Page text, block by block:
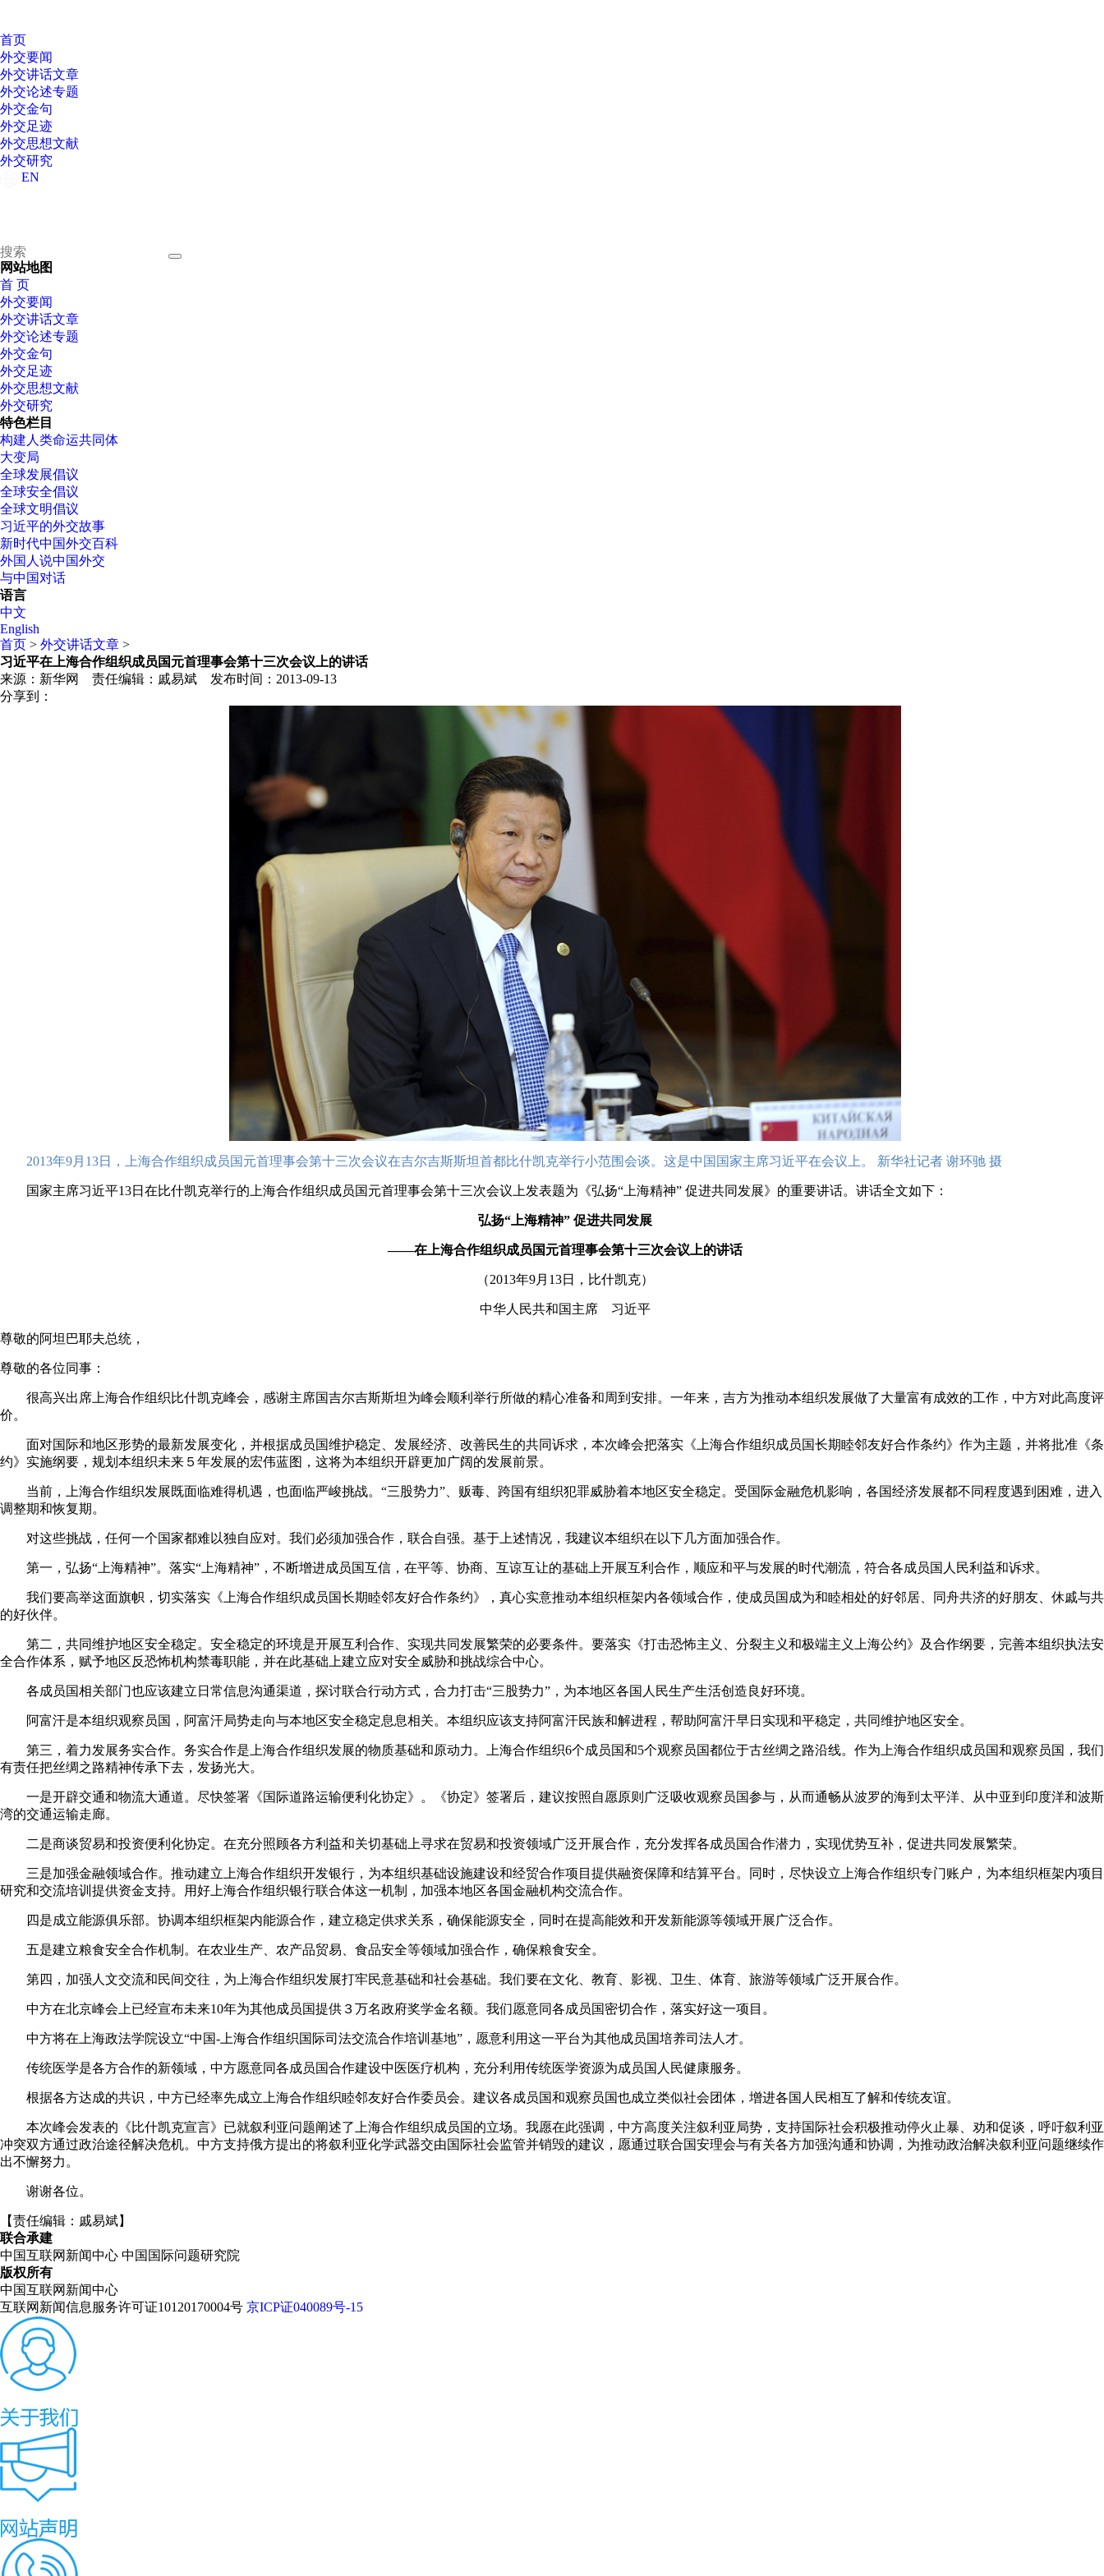
首页
外交要闻
外交讲话文章
外交论述专题
外交金句
外交足迹
外交思想文献
外交研究
EN
网站地图
首 页
外交要闻
外交讲话文章
外交论述专题
外交金句
外交足迹
外交思想文献
外交研究
特色栏目
构建人类命运共同体
大变局
全球发展倡议
全球安全倡议
全球文明倡议
习近平的外交故事
新时代中国外交百科
外国人说中国外交
与中国对话
语言
中文
English
首页 > 外交讲话文章 >
习近平在上海合作组织成员国元首理事会第十三次会议上的讲话
来源：新华网 责任编辑：戚易斌 发布时间： 2013-09-13
分享到：
2013年9月13日，上海合作组织成员国元首理事会第十三次会议在吉尔吉斯斯坦首都比什凯克举行小范围会谈。这是中国国家主席习近平在会议上。 新华社记者 谢环驰 摄
国家主席习近平13日在比什凯克举行的上海合作组织成员国元首理事会第十三次会议上发表题为《弘扬“上海精神” 促进共同发展》的重要讲话。讲话全文如下：
弘扬“上海精神” 促进共同发展
——在上海合作组织成员国元首理事会第十三次会议上的讲话
（2013年9月13日，比什凯克）
中华人民共和国主席 习近平
尊敬的阿坦巴耶夫总统，
尊敬的各位同事：
很高兴出席上海合作组织比什凯克峰会，感谢主席国吉尔吉斯斯坦为峰会顺利举行所做的精心准备和周到安排。一年来，吉方为推动本组织发展做了大量富有成效的工作，中方对此高度评
价。
面对国际和地区形势的最新发展变化，并根据成员国维护稳定、发展经济、改善民生的共同诉求，本次峰会把落实《上海合作组织成员国长期睦邻友好合作条约》作为主题，并将批准《条
约》实施纲要，规划本组织未来５年发展的宏伟蓝图，这将为本组织开辟更加广阔的发展前景。
当前，上海合作组织发展既面临难得机遇，也面临严峻挑战。“三股势力”、贩毒、跨国有组织犯罪威胁着本地区安全稳定。受国际金融危机影响，各国经济发展都不同程度遇到困难，进入
调整期和恢复期。
对这些挑战，任何一个国家都难以独自应对。我们必须加强合作，联合自强。基于上述情况，我建议本组织在以下几方面加强合作。
第一，弘扬“上海精神”。落实“上海精神”，不断增进成员国互信，在平等、协商、互谅互让的基础上开展互利合作，顺应和平与发展的时代潮流，符合各成员国人民利益和诉求。
我们要高举这面旗帜，切实落实《上海合作组织成员国长期睦邻友好合作条约》，真心实意推动本组织框架内各领域合作，使成员国成为和睦相处的好邻居、同舟共济的好朋友、休戚与共
的好伙伴。
第二，共同维护地区安全稳定。安全稳定的环境是开展互利合作、实现共同发展繁荣的必要条件。要落实《打击恐怖主义、分裂主义和极端主义上海公约》及合作纲要，完善本组织执法安
全合作体系，赋予地区反恐怖机构禁毒职能，并在此基础上建立应对安全威胁和挑战综合中心。
各成员国相关部门也应该建立日常信息沟通渠道，探讨联合行动方式，合力打击“三股势力”，为本地区各国人民生产生活创造良好环境。
阿富汗是本组织观察员国，阿富汗局势走向与本地区安全稳定息息相关。本组织应该支持阿富汗民族和解进程，帮助阿富汗早日实现和平稳定，共同维护地区安全。
第三，着力发展务实合作。务实合作是上海合作组织发展的物质基础和原动力。上海合作组织6个成员国和5个观察员国都位于古丝绸之路沿线。作为上海合作组织成员国和观察员国，我们
有责任把丝绸之路精神传承下去，发扬光大。
一是开辟交通和物流大通道。尽快签署《国际道路运输便利化协定》。《协定》签署后，建议按照自愿原则广泛吸收观察员国参与，从而通畅从波罗的海到太平洋、从中亚到印度洋和波斯
湾的交通运输走廊。
二是商谈贸易和投资便利化协定。在充分照顾各方利益和关切基础上寻求在贸易和投资领域广泛开展合作，充分发挥各成员国合作潜力，实现优势互补，促进共同发展繁荣。
三是加强金融领域合作。推动建立上海合作组织开发银行，为本组织基础设施建设和经贸合作项目提供融资保障和结算平台。同时，尽快设立上海合作组织专门账户，为本组织框架内项目
研究和交流培训提供资金支持。用好上海合作组织银行联合体这一机制，加强本地区各国金融机构交流合作。
四是成立能源俱乐部。协调本组织框架内能源合作，建立稳定供求关系，确保能源安全，同时在提高能效和开发新能源等领域开展广泛合作。
五是建立粮食安全合作机制。在农业生产、农产品贸易、食品安全等领域加强合作，确保粮食安全。
第四，加强人文交流和民间交往，为上海合作组织发展打牢民意基础和社会基础。我们要在文化、教育、影视、卫生、体育、旅游等领域广泛开展合作。
中方在北京峰会上已经宣布未来10年为其他成员国提供３万名政府奖学金名额。我们愿意同各成员国密切合作，落实好这一项目。
中方将在上海政法学院设立“中国-上海合作组织国际司法交流合作培训基地”，愿意利用这一平台为其他成员国培养司法人才。
传统医学是各方合作的新领域，中方愿意同各成员国合作建设中医医疗机构，充分利用传统医学资源为成员国人民健康服务。
根据各方达成的共识，中方已经率先成立上海合作组织睦邻友好合作委员会。建议各成员国和观察员国也成立类似社会团体，增进各国人民相互了解和传统友谊。
本次峰会发表的《比什凯克宣言》已就叙利亚问题阐述了上海合作组织成员国的立场。我愿在此强调，中方高度关注叙利亚局势，支持国际社会积极推动停火止暴、劝和促谈，呼吁叙利亚
冲突双方通过政治途径解决危机。中方支持俄方提出的将叙利亚化学武器交由国际社会监管并销毁的建议，愿通过联合国安理会与有关各方加强沟通和协调，为推动政治解决叙利亚问题继续作
出不懈努力。
谢谢各位。
【责任编辑：戚易斌】
联合承建
中国互联网新闻中心 中国国际问题研究院
版权所有
中国互联网新闻中心
互联网新闻信息服务许可证10120170004号 京ICP证040089号-15